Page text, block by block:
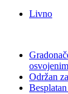
Livno
Održan